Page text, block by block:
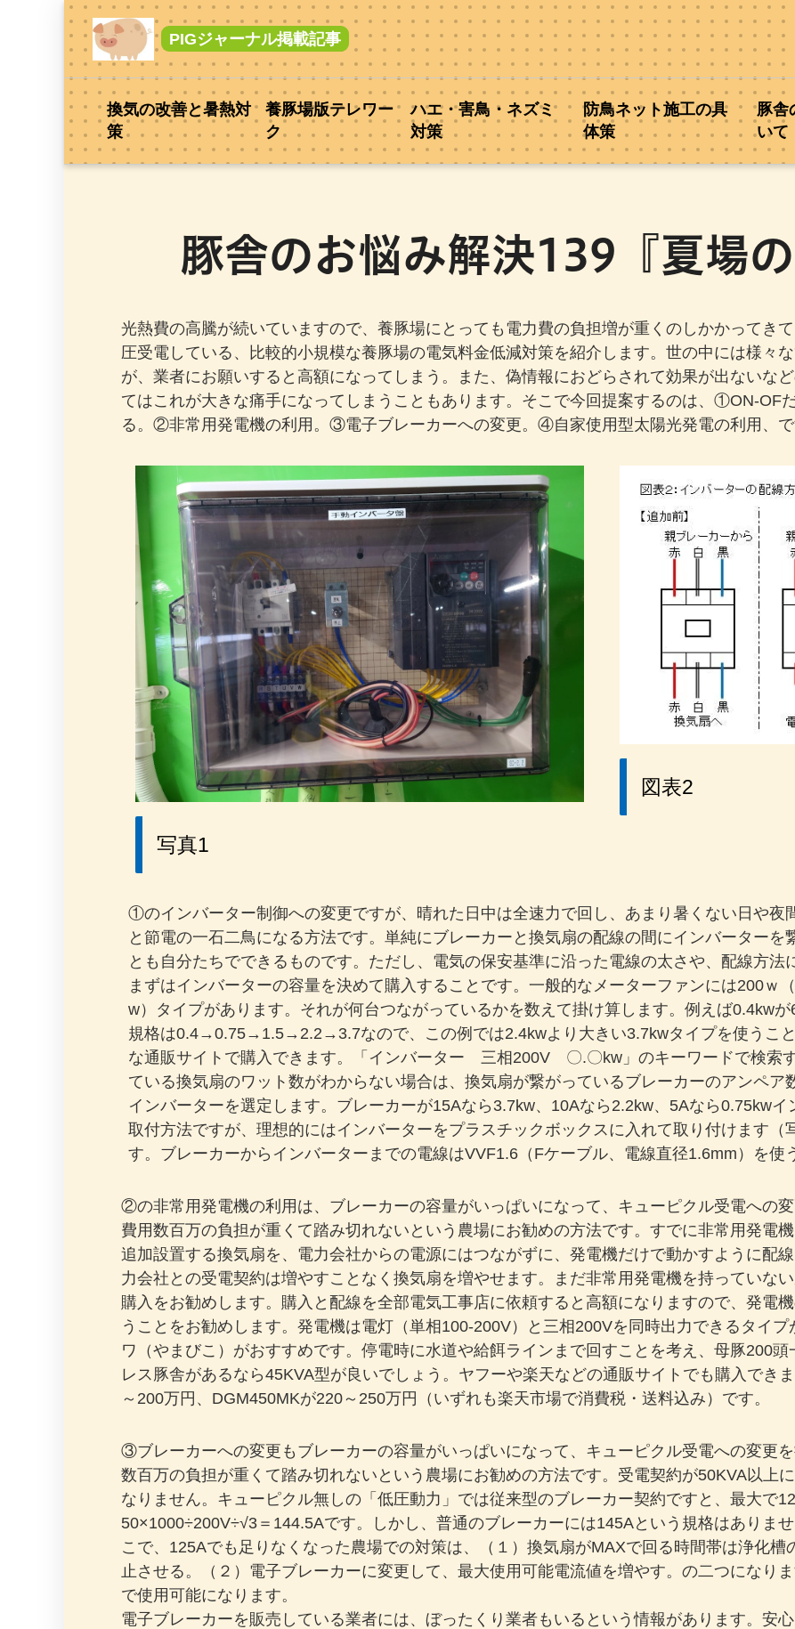
PIGジャーナル掲載記事
換気の改善と暑熱対
策
養豚場版テレワー
ク
ハエ・害鳥・ネズミ
対策
防鳥ネット施工の具
体策
豚舎
いて
豚舎のお悩み解決139『夏場の
光熱費の高騰が続いていますので、養豚場にとっても電力費の負担増が重くのしかかってき
圧受電している、比較的小規模な養豚場の電気料金低減対策を紹介します。世の中には様々
が、業者にお願いすると高額になってしまう。また、偽情報におどらされて効果が出ないな
てはこれが大きな痛手になってしまうこともあります。そこで今回提案するのは、①ON-OF
る。②非常用発電機の利用。③電子ブレーカーへの変更。④自家使用型太陽光発電の利用、
写真1
図表2
①のインバーター制御への変更ですが、晴れた日中は全速力で回し、あまり暑くない日や夜
と節電の一石二鳥になる方法です。単純にブレーカーと換気扇の配線の間にインバーターを
とも自分たちでできるものです。ただし、電気の保安基準に沿った電線の太さや、配線方法
まずはインバーターの容量を決めて購入することです。一般的なメーターファンには200ｗ
w）タイプがあります。それが何台つながっているかを数えて掛け算します。例えば0.4kw
規格は0.4→0.75→1.5→2.2→3.7なので、この例では2.4kwより大きい3.7kwタイプを使うこ
な通販サイトで購入できます。「インバーター 三相200V 〇.〇kw」のキーワードで検索
ている換気扇のワット数がわからない場合は、換気扇が繋がっているブレーカーのアンペ
インバーターを選定します。ブレーカーが15Aなら3.7kw、10Aなら2.2kw、5Aなら0.75kwイ
取付方法ですが、理想的にはインバーターをプラスチックボックスに入れて取り付けます
す。ブレーカーからインバーターまでの電線はVVF1.6（Fケーブル、電線直径1.6mm）を使
②の非常用発電機の利用は、ブレーカーの容量がいっぱいになって、キューピクル受電への
費用数百万の負担が重くて踏み切れないという農場にお勧めの方法です。すでに非常用発電
追加設置する換気扇を、電力会社からの電源にはつながずに、発電機だけで動かすように配
力会社との受電契約は増やすことなく換気扇を増やせます。まだ非常用発電機を持っていな
購入をお勧めします。購入と配線を全部電気工事店に依頼すると高額になりますので、発電
うことをお勧めします。発電機は電灯（単相100-200V）と三相200Vを同時出力できるタイ
ワ（やまびこ）がおすすめです。停電時に水道や給餌ラインまで回すことを考え、母豚200
レス豚舎があるなら45KVA型が良いでしょう。ヤフーや楽天などの通販サイトでも購入でき
～200万円、DGM450MKが220～250万円（いずれも楽天市場で消費税・送料込み）です。
③ブレーカーへの変更もブレーカーの容量がいっぱいになって、キューピクル受電への変更
数百万の負担が重くて踏み切れないという農場にお勧めの方法です。受電契約が50KVA以上
なりません。キューピクル無しの「低圧動力」では従来型のブレーカー契約ですと、最大で
50×1000÷200V÷√3＝144.5Aです。しかし、普通のブレーカーには145Aという規格はありま
こで、125Aでも足りなくなった農場での対策は、（１）換気扇がMAXで回る時間帯は浄化
止させる。（２）電子ブレーカーに変更して、最大使用可能電流値を増やす。の二つになり
で使用可能になります。
電子ブレーカーを販売している業者には、ぼったくり業者もいるという情報があります。安